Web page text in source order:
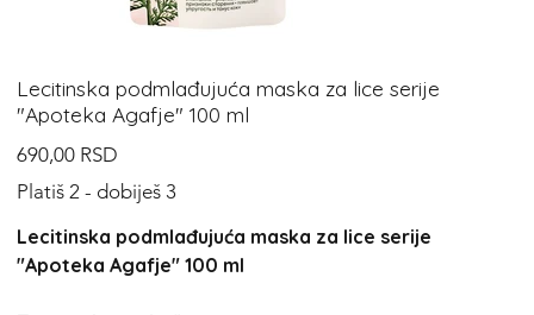
Lecitinska podmlađujuća maska za lice serije
"Apoteka Agafje" 100 ml
Cijena
690,00 RSD
Platiš 2 - dobiješ 3
Lecitinska podmlađujuća maska za lice serije
"Apoteka Agafje" 100 ml